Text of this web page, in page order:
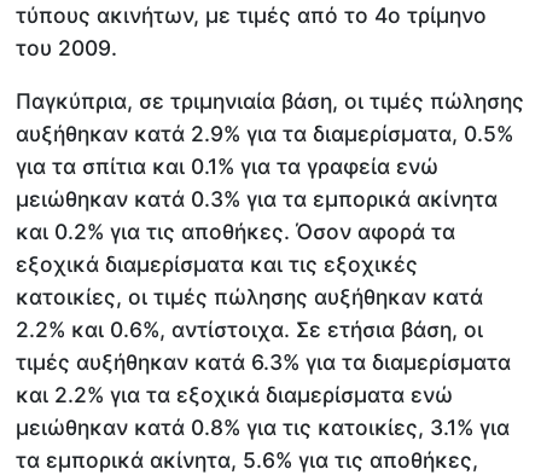
τύπους ακινήτων, με τιμές από το 4ο τρίμηνο
του 2009.
Παγκύπρια, σε τριμηνιαία βάση, οι τιμές πώλησης
αυξήθηκαν κατά 2.9% για τα διαμερίσματα, 0.5%
για τα σπίτια και 0.1% για τα γραφεία ενώ
μειώθηκαν κατά 0.3% για τα εμπορικά ακίνητα
και 0.2% για τις αποθήκες. Όσον αφορά τα
εξοχικά διαμερίσματα και τις εξοχικές
κατοικίες, οι τιμές πώλησης αυξήθηκαν κατά
2.2% και 0.6%, αντίστοιχα. Σε ετήσια βάση, οι
τιμές αυξήθηκαν κατά 6.3% για τα διαμερίσματα
και 2.2% για τα εξοχικά διαμερίσματα ενώ
μειώθηκαν κατά 0.8% για τις κατοικίες, 3.1% για
τα εμπορικά ακίνητα, 5.6% για τις αποθήκες,